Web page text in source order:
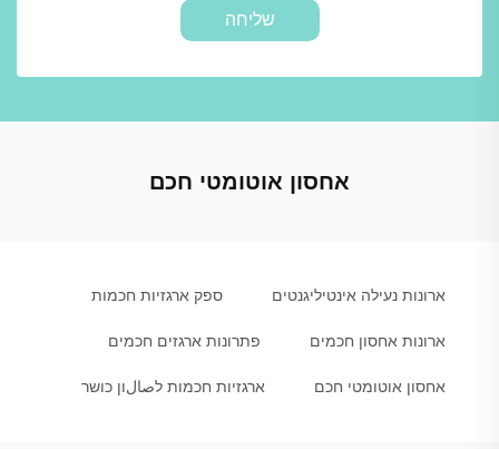
שליחה
אחסון אוטומטי חכם
ארונות נעילה אינטיליגנטים ספק ארגזיות חכמות
ארונות אחסון חכמים פתרונות ארגזים חכמים
אחסון אוטומטי חכם ארגזיות חכמות לصالון כושר